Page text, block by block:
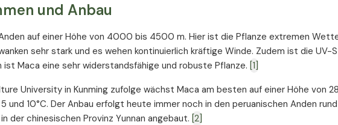
und Anbau
auf einer Höhe von 4000 bis 4500 m. Hier ist die Pflanze extremen
sehr stark und es wehen kontinuierlich kräftige Winde. Zudem ist die UV-
Maca eine sehr widerstandsfähige und robuste Pflanze. [1]
University in Kunming zufolge wächst Maca am besten auf einer Höhe von
10°C. Der Anbau erfolgt heute immer noch in den peruanischen Anden
der chinesischen Provinz Yunnan angebaut. [2]